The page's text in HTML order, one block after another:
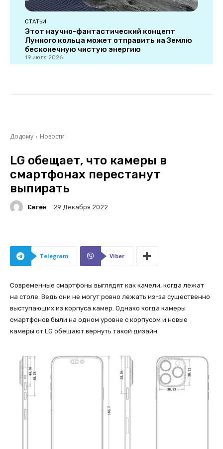
СТАТЬИ
Этот научно-фантастический концепт
Лунного кольца может отправить на Землю
бесконечную чистую энергию
19 июля 2026